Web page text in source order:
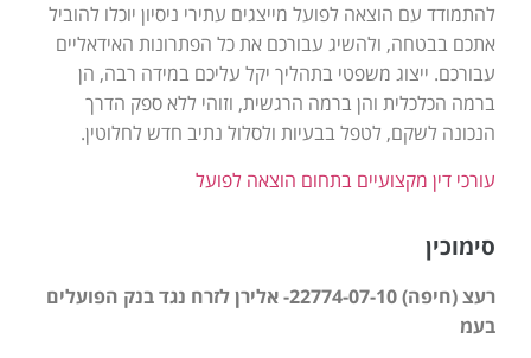
להתמודד עם הוצאה לפועל מייצגים עתירי ניסיון יוכלו להוביל
אתכם בבטחה, ולהשיג עבורכם את כל הפתרונות האידאליים
עבורכם. ייצוג משפטי בתהליך יקל עליכם במידה רבה, הן
ברמה הכלכלית והן ברמה הרגשית, וזוהי ללא ספק הדרך
הנכונה לשקם, לטפל בבעיות ולסלול נתיב חדש לחלוטין.
עורכי דין מקצועיים בתחום הוצאה לפועל
סימוכין
רעצ (חיפה) 22774-07-10- אלירן לזרח נגד בנק הפועלים
בעמ